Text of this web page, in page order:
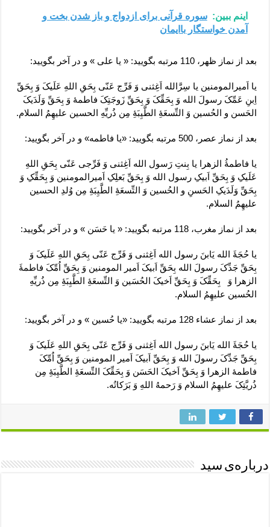
اینم ببین: سوره قرآنی برای ازدواج و باز شدن بخت و
آمدن خواستگار باایمان
بعد از نماز ظهر، 110 مرتبه بگویید: « یا علی » و در آخر بگویید:
یا اَمیرالمومنین یا سِرَّالله اَغِثنی وَ فَرِّج عَنّی بِحَقِ اللهِ عَلَیکَ وَ بِحَقِّ
اِبنِ عَمِّکَ رسولَ الله وَ بِحَقِّکَ وَ بِحَقِّ زَوجَتِکَ فاطمۀ وَ بِحَقِّ وَلَدَیکَ
الحَسن و الحُسین وَ التِّسعَۀِ الطَّیِبَۀِ مِن ذُریِّهِ الحسین علیهِمُ السلام.
بعد از نماز عصر، 500 مرتبه بگویید: «یا فاطمه» و در آخر بگویید:
یا فاطمۀُ الزهرا یا بِنتِ رَسول الله اَغِثنی وَ فَرِّجی عَنّی بِحَقِ اللهِ
عَلَیکِ وَ بِحَقِّ اَبیکِ رسول الله وَ بِحَقِّ بَعلِکِ اَمیرالمومنین وَ بِحَقِّکِ وَ
بِحَقِّ وَلَدَیکِ الحَسنِ و الحُسین وَ التِّسعَۀِ الطَّیِبَۀِ مِن وُلدِ الحسین
علیهِمُ السلام.
بعد از نماز مغرب، 118 مرتبه بگویید: « یا حَسَن » و در آخر بگویید:
یا حُجَۀَ الله یَابنَ رسول الله اَغِثنی وَ فَرِّج عَنّی بِحَقِ اللهِ عَلَیکَ وَ
بِحَقِّ جَدِّکَ رسولَ الله بِحَقِّ اَبیکَ اَمیر المومنین وَ بِحَقِّ اُمِّکَ فاطمۀَ
الزهرا وَ بِحَقِّکَ وَ بِحَقِّ اَخیکَ الحُسَین وَ التِّسعَۀِ الطَّیِبَۀِ مِن ذُریِّهِ
الحُسین علیهِمُ السلام.
بعد از نماز عشاء 128 مرتبه بگویید: «یا حُسین » و در آخر بگویید:
یا حُجَۀَ الله یَابنَ رسول الله اَغِثنی وَ فَرِّج عَنّی بِحَقِ اللهِ عَلَیکَ وَ
بِحَقِّ جَدِّکَ رسولَ الله وَ بِحَقِّ اَبیکَ اَمیر المومنین وَ بِحَقِّ اُمِّکَ
فاطمۀ الزهرا وَ بِحَقِّ اَخیکَ الحَسَن وَ بِحَقِّکَ التِّسعَۀِ الطَّیِبَۀِ مِن
ذُریَّتِکَ علیهِمُ السلام وَ رَحمهُ اللهِ وَ بَرَکاتُه.
درباره‌ی سید